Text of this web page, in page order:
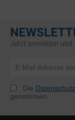
Jetzt anmelden und
Die
genommen.